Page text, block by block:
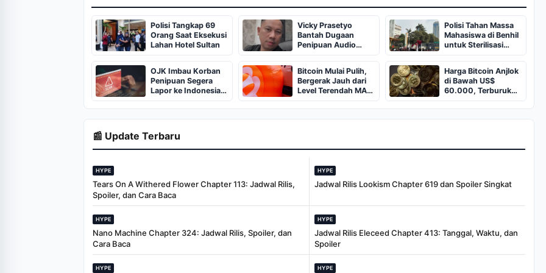
Polisi Tangkap 69
Orang Saat Eksekusi
Lahan Hotel Sultan
Vicky Prasetyo
Bantah Dugaan
Penipuan Audio
Rp213 Juta
Polisi Tahan Massa
Mahasiswa di Benhil
untuk Sterilisasi
Jalur Tamu Negara
OJK Imbau Korban
Penipuan Segera
Lapor ke Indonesia
Anti Scam Centre
Bitcoin Mulai Pulih,
Bergerak Jauh dari
Level Terendah MA
200
Harga Bitcoin Anjlok
di Bawah US$
60.000, Terburuk
Sejak Runtuhnya
FTX
📰 Update Terbaru
HYPE
Tears On A Withered Flower Chapter 113: Jadwal Rilis,
Spoiler, dan Cara Baca
HYPE
Jadwal Rilis Lookism Chapter 619 dan Spoiler Singkat
HYPE
Nano Machine Chapter 324: Jadwal Rilis, Spoiler, dan
Cara Baca
HYPE
Jadwal Rilis Eleceed Chapter 413: Tanggal, Waktu, dan
Spoiler
HYPE HYPE